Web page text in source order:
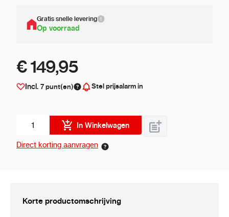
Gratis snelle levering
Op voorraad
€ 149,95
Incl. 7punt(en) Stel prijsalarm in
In Winkelwagen
Direct korting aanvragen
Korte productomschrijving